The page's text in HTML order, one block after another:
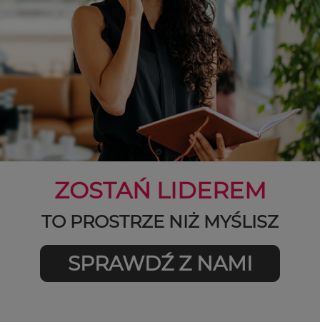
ZOSTAŃ LIDEREM
TO PROSTRZE NIŻ MYŚLISZ
SPRAWDŹ Z NAMI